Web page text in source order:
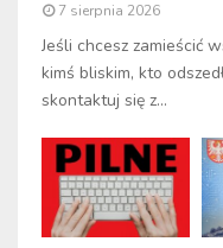
7 sierpnia 2026
Jeśli chcesz zamieścić
kimś bliskim, kto
skontaktuj się z...